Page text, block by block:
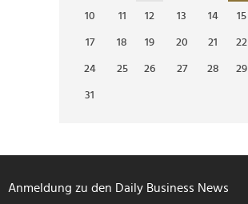
10 11 12 13 14 15
17 18 19 20 21 22
24 25 26 27 28 29
31
Anmeldung zu den Daily Business News